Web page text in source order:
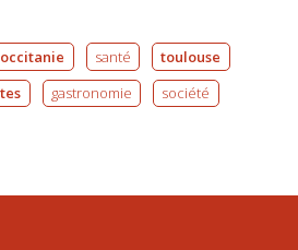
occitanie santé
toulouse
gastronomie société